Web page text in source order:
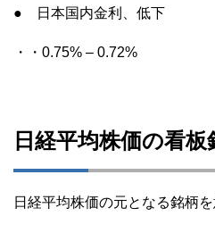
● 日本国内金利、低下
・・0.75% – 0.72%
日経平均株価の看板
日経平均株価の元となる銘柄